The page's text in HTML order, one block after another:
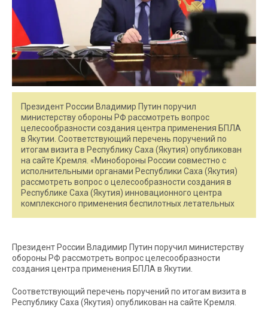
Президент России Владимир Путин поручил
министерству обороны РФ рассмотреть вопрос
целесообразности создания центра применения БПЛА
в Якутии. Соответствующий перечень поручений по
итогам визита в Республику Саха (Якутия) опубликован
на сайте Кремля. «Минобороны России совместно с
исполнительными органами Республики Саха (Якутия)
рассмотреть вопрос о целесообразности создания в
Республике Саха (Якутия) инновационного центра
комплексного применения беспилотных летательных
Президент России Владимир Путин поручил министерству
обороны РФ рассмотреть вопрос целесообразности
создания центра применения БПЛА в Якутии.
Соответствующий перечень поручений по итогам визита в
Республику Саха (Якутия) опубликован на сайте Кремля.